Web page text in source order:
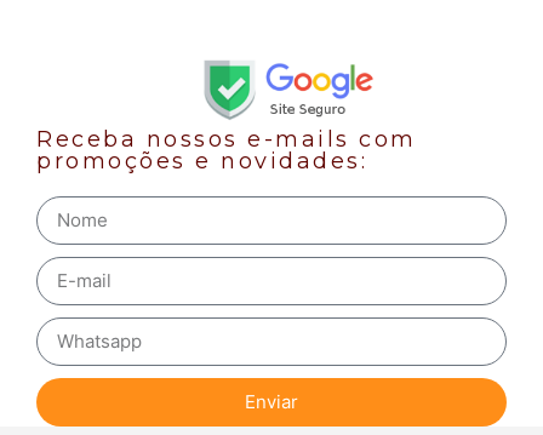
Receba nossos e-mails com
promoções e novidades:
Enviar